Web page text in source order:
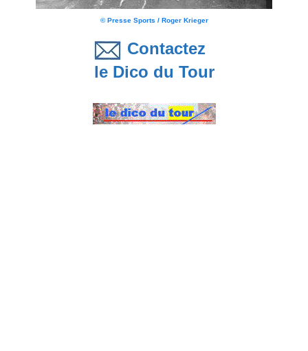
© Presse Sports / Roger Krieger
Contactez
le Dico du Tour